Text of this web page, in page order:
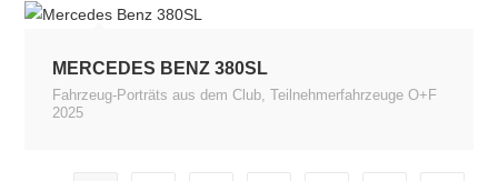
MERCEDES BENZ 380SL
Fahrzeug-Porträts aus dem Club Teilnehmerfahrzeuge O+F
2025